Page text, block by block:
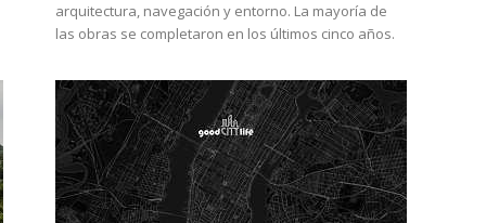
arquitectura, navegación y entorno. La mayoría de
las obras se completaron en los últimos cinco años.